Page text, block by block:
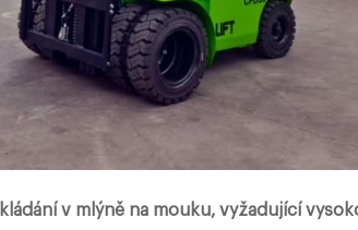
v mlýně na mouku, vyžadující